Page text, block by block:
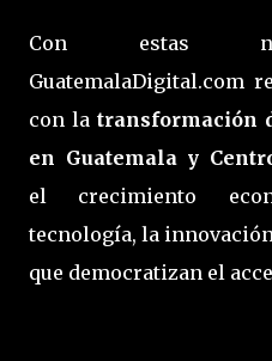
Con estas
GuatemalaDigital.com
con la transformación
en Guatemala y
el crecimiento
tecnología, la
que democratizan el